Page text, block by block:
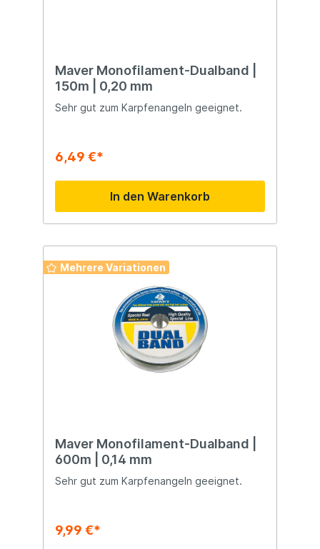
Maver Monofilament-Dualband |
150m | 0,20 mm
Sehr gut zum Karpfenangeln geeignet.
6,49 €*
In den Warenkorb
Mehrere Variationen
Maver Monofilament-Dualband |
600m | 0,14 mm
Sehr gut zum Karpfenangeln geeignet.
9,99 €*